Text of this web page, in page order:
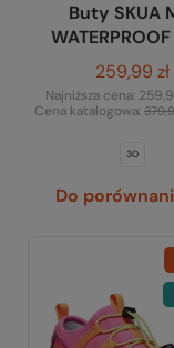
Buty SKUA
259,99 zł
Najniższa cena:
Cena katalogowa:
30
Do